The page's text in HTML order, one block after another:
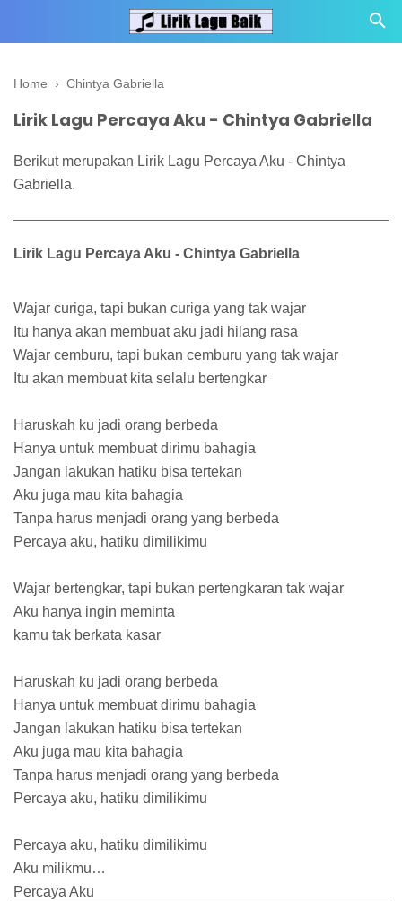
Home › Chintya Gabriella
Lirik Lagu Percaya Aku - Chintya Gabriella
Berikut merupakan Lirik Lagu Percaya Aku - Chintya
Gabriella.
Lirik Lagu Percaya Aku - Chintya Gabriella
Wajar curiga, tapi bukan curiga yang tak wajar
Itu hanya akan membuat aku jadi hilang rasa
Wajar cemburu, tapi bukan cemburu yang tak wajar
Itu akan membuat kita selalu bertengkar
Haruskah ku jadi orang berbeda
Hanya untuk membuat dirimu bahagia
Jangan lakukan hatiku bisa tertekan
Aku juga mau kita bahagia
Tanpa harus menjadi orang yang berbeda
Percaya aku, hatiku dimilikimu
Wajar bertengkar, tapi bukan pertengkaran tak wajar
Aku hanya ingin meminta
kamu tak berkata kasar
Haruskah ku jadi orang berbeda
Hanya untuk membuat dirimu bahagia
Jangan lakukan hatiku bisa tertekan
Aku juga mau kita bahagia
Tanpa harus menjadi orang yang berbeda
Percaya aku, hatiku dimilikimu
Percaya aku, hatiku dimilikimu
Aku milikmu…
Percaya Aku